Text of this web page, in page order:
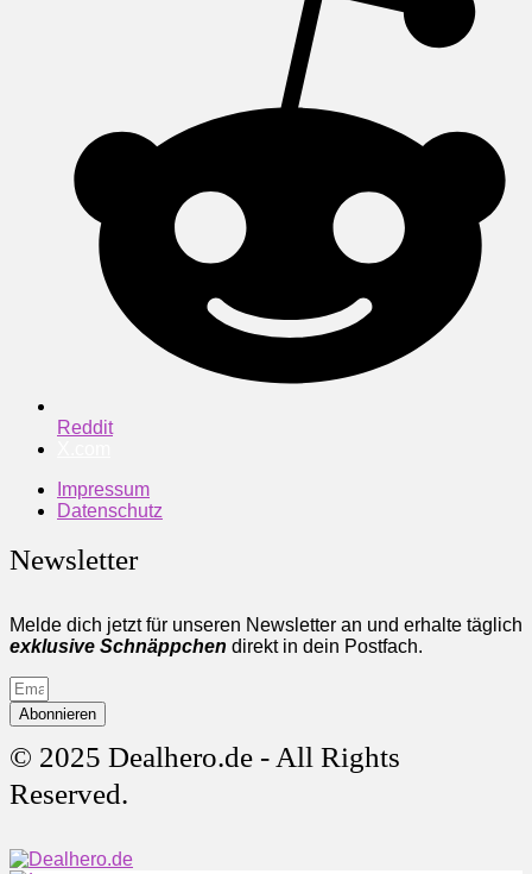
Reddit
Impressum
Datenschutz
Newsletter
Melde dich jetzt für unseren Newsletter an und erhalte täglich
exklusive Schnäppchen direkt in dein Postfach.
Abonnieren
© 2025 Dealhero.de - All Rights
Reserved.